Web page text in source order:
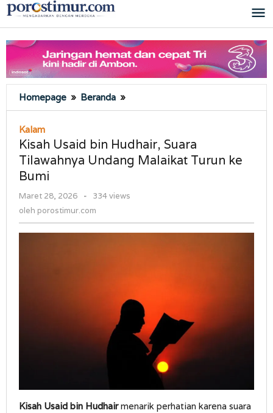
Lewati
ke
Homepage » Beranda »
Usaid
Hudhair,
Suara
Tilawahnya
Bumi
Kalam
Kisah Usaid bin Hudhair, Suara
Tilawahnya Undang Malaikat Turun ke
Bumi
Maret 28, 2026
oleh
-
334 views
oleh porostimur.com
Kisah Usaid bin Hudhairmenarik perhatian karena suara